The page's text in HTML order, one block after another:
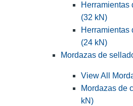
Herramientas
(32 kN)
Herramientas
(24 kN)
Mordazas de
View All
Mordazas de
kN)